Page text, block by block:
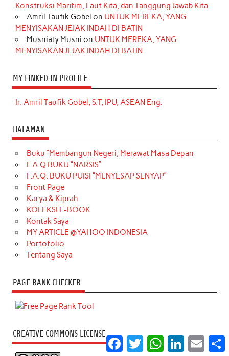
Konstruksi Maritim, Laut Kita, dan Tanggung Jawab Kita
Amril Taufik Gobel on UNTUK MEREKA, YANG
MENYISAKAN JEJAK INDAH DI BATIN
Musniaty Musni on UNTUK MEREKA, YANG
MENYISAKAN JEJAK INDAH DI BATIN
MY LINKED IN PROFILE
Ir. Amril Taufik Gobel, S.T, IPU, ASEAN Eng.
HALAMAN
Buku “Membangun Negeri, Merawat Masa Depan
F.A.Q BUKU “NARSIS”
F.A.Q. BUKU PUISI “MENYESAP SENYAP”
Front Page
Karya & Kiprah
KOLEKSI E-BOOK
Kontak Saya
MY ARTICLE @YAHOO INDONESIA
Portofolio
Tentang Saya
PAGE RANK CHECKER
CREATIVE COMMONS LICENSE
Facebook
Twitter WhatsApp
LinkedInEmail